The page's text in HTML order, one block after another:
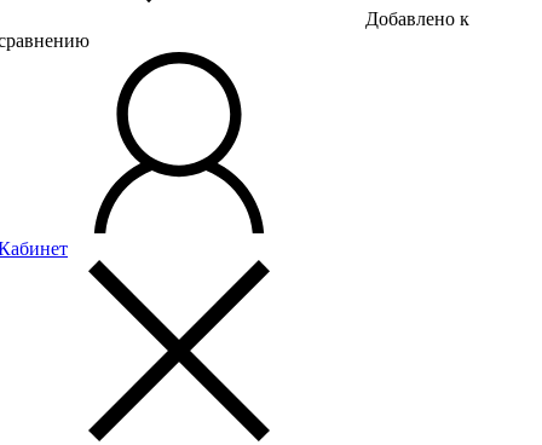
Добавлено к